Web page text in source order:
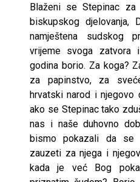
Blaženi se Stepinac
biskupskog djelovanja,
namještena sudskog
vrijeme svoga zatvora
godina borio. Za koga?
za papinstvo, za
hrvatski narod i njegovo
ako se Stepinac tako
nas i naše duhovno
bismo pokazali da se
zauzeti za njega i
kada je već Bog